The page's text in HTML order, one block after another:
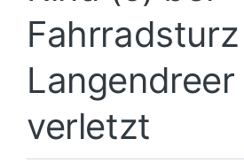
Sport
Kultur
Politik
verletzt